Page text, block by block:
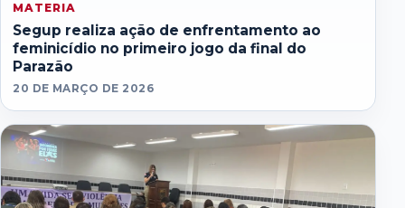
MATERIA
Segup realiza ação de enfrentamento ao
feminicídio no primeiro jogo da final do
Parazão
20 DE MARÇO DE 2026